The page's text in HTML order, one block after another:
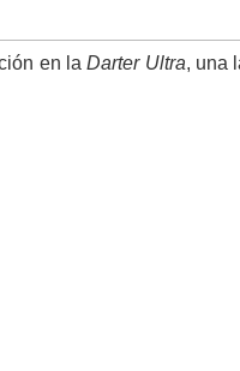
en laDarter Ultra, una